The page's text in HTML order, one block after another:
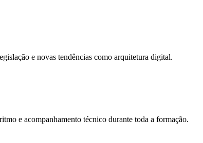
e novas tendências como arquitetura digital.
e acompanhamento técnico durante toda a formação.